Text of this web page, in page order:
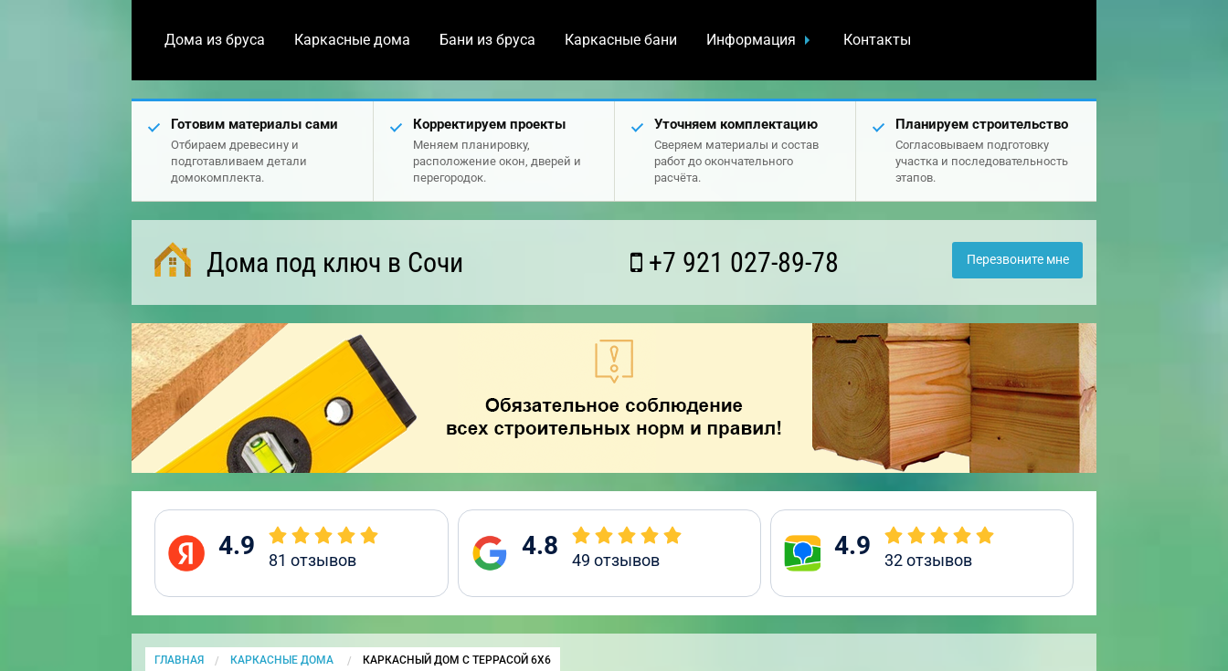
Дома из бруса Каркасные дома Бани из бруса Каркасные бани Информация Контакты
Готовим материалы сами
Отбираем древесину и
подготавливаем детали
домокомплекта.
Корректируем проекты
Меняем планировку,
расположение окон, дверей и
перегородок.
Уточняем комплектацию
Сверяем материалы и состав
работ до окончательного
расчёта.
Планируем строительство
Согласовываем подготовку
участка и последовательность
этапов.
Дома под ключ в Сочи +7 921 027-89-78 Перезвоните мне
4.9 81 отзывов 4.8 49 отзывов 4.9 32отзывов
ГЛАВНАЯ КАРКАСНЫЕ ДОМА CURRENT:
КАРКАСНЫЙ ДОМ С ТЕРРАСОЙ 6Х6